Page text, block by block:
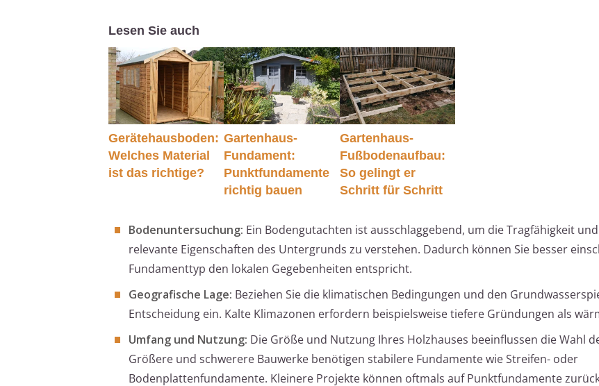
Lesen Sie auch
Gerätehausboden:
Welches Material
ist das richtige?
Gartenhaus-
Fundament:
Punktfundamente
richtig bauen
Gartenhaus-
Fußbodenaufbau:
So gelingt er
Schritt für Schritt
Bodenuntersuchung: Ein Bodengutachten ist ausschlaggebend, um die Tragfähigkeit
relevante Eigenschaften des Untergrunds zu verstehen. Dadurch können Sie besser
Fundamenttyp den lokalen Gegebenheiten entspricht.
Geografische Lage: Beziehen Sie die klimatischen Bedingungen und den
Entscheidung ein. Kalte Klimazonen erfordern beispielsweise tiefere Gründungen als
Umfang und Nutzung: Die Größe und Nutzung Ihres Holzhauses beeinflussen die Wahl
Größere und schwerere Bauwerke benötigen stabilere Fundamente wie Streifen- oder
Bodenplattenfundamente. Kleinere Projekte können oftmals auf Punktfundamente